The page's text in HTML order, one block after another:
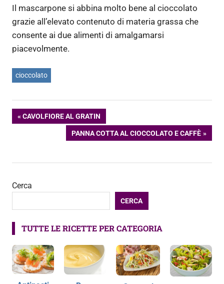
Il mascarpone si abbina molto bene al cioccolato
grazie all’elevato contenuto di materia grassa che
consente ai due alimenti di amalgamarsi
piacevolmente.
cioccolato
Navigazione
ARTICOLO
PRECEDENTE:
CAVOLFIORE AL GRATIN
ARTICOLO
SUCCESSIVO:
PANNA COTTA AL CIOCCOLATO E CAFFÈ
Cerca
CERCA
TUTTE LE RICETTE PER CATEGORIA